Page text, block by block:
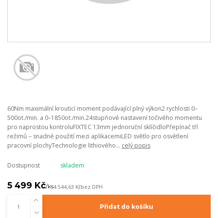
60Nm maximální krouticí moment podávající plný výkon2 rychlosti 0–
500ot./min. a 0–1850ot./min.24stupňové nastavení točivého momentu
pro naprostou kontroluFIXTEC 13mm jednoruční sklíčidloPřepínač tří
režimů – snadné použití mezi aplikacemiLED světlo pro osvětlení
pracovní plochyTechnologie lithiového... celý popis
Dostupnost skladem
5 499 Kč/ks4 544,63 Kčbez DPH
Přidat do košíku